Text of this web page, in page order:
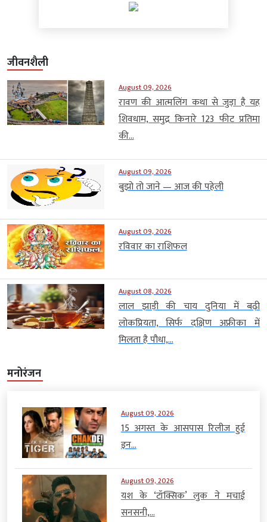
जीवनशैली
August 09, 2026
रावण की आत्मलिंग कथा से जुड़ा है यह
शिवधाम, समुद्र किनारे 123 फीट प्रतिमा
की...
August 09, 2026
बुझो तो जाने — आज की पहेली
August 09, 2026
रविवार का राशिफल
August 08, 2026
लाल झाड़ी की चाय दुनिया में बढ़ी
लोकप्रियता, सिर्फ दक्षिण अफ्रीका में
मिलता है पौधा,...
मनोरंजन
August 09, 2026
15 अगस्त के आसपास रिलीज हुई
इन...
August 09, 2026
यश के ‘टॉक्सिक’ लुक ने मचाई
सनसनी,...